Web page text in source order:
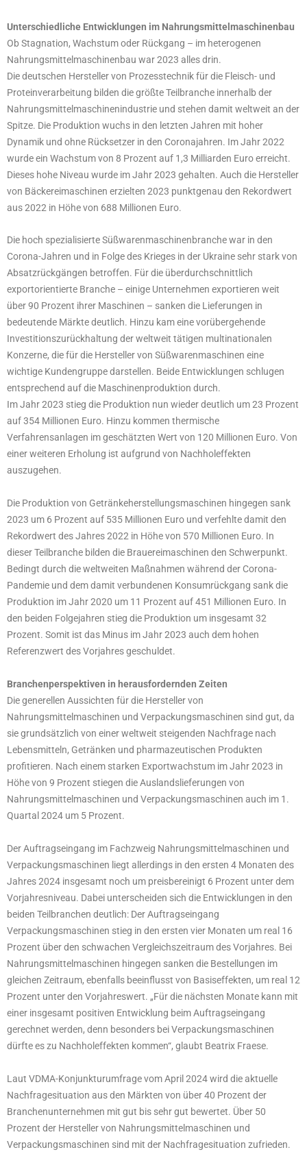
Unterschiedliche Entwicklungen im Nahrungsmittelmaschinenbau
Ob Stagnation, Wachstum oder Rückgang – im heterogenen
Nahrungsmittelmaschinenbau war 2023 alles drin.
Die deutschen Hersteller von Prozesstechnik für die Fleisch- und
Proteinverarbeitung bilden die größte Teilbranche innerhalb der
Nahrungsmittelmaschinenindustrie und stehen damit weltweit an der
Spitze. Die Produktion wuchs in den letzten Jahren mit hoher
Dynamik und ohne Rücksetzer in den Coronajahren. Im Jahr 2022
wurde ein Wachstum von 8 Prozent auf 1,3 Milliarden Euro erreicht.
Dieses hohe Niveau wurde im Jahr 2023 gehalten. Auch die Hersteller
von Bäckereimaschinen erzielten 2023 punktgenau den Rekordwert
aus 2022 in Höhe von 688 Millionen Euro.
Die hoch spezialisierte Süßwarenmaschinenbranche war in den
Corona-Jahren und in Folge des Krieges in der Ukraine sehr stark von
Absatzrückgängen betroffen. Für die überdurchschnittlich
exportorientierte Branche – einige Unternehmen exportieren weit
über 90 Prozent ihrer Maschinen – sanken die Lieferungen in
bedeutende Märkte deutlich. Hinzu kam eine vorübergehende
Investitionszurückhaltung der weltweit tätigen multinationalen
Konzerne, die für die Hersteller von Süßwarenmaschinen eine
wichtige Kundengruppe darstellen. Beide Entwicklungen schlugen
entsprechend auf die Maschinenproduktion durch.
Im Jahr 2023 stieg die Produktion nun wieder deutlich um 23 Prozent
auf 354 Millionen Euro. Hinzu kommen thermische
Verfahrensanlagen im geschätzten Wert von 120 Millionen Euro. Von
einer weiteren Erholung ist aufgrund von Nachholeffekten
auszugehen.
Die Produktion von Getränkeherstellungsmaschinen hingegen sank
2023 um 6 Prozent auf 535 Millionen Euro und verfehlte damit den
Rekordwert des Jahres 2022 in Höhe von 570 Millionen Euro. In
dieser Teilbranche bilden die Brauereimaschinen den Schwerpunkt.
Bedingt durch die weltweiten Maßnahmen während der Corona-
Pandemie und dem damit verbundenen Konsumrückgang sank die
Produktion im Jahr 2020 um 11 Prozent auf 451 Millionen Euro. In
den beiden Folgejahren stieg die Produktion um insgesamt 32
Prozent. Somit ist das Minus im Jahr 2023 auch dem hohen
Referenzwert des Vorjahres geschuldet.
Branchenperspektiven in herausfordernden Zeiten
Die generellen Aussichten für die Hersteller von
Nahrungsmittelmaschinen und Verpackungsmaschinen sind gut, da
sie grundsätzlich von einer weltweit steigenden Nachfrage nach
Lebensmitteln, Getränken und pharmazeutischen Produkten
profitieren. Nach einem starken Exportwachstum im Jahr 2023 in
Höhe von 9 Prozent stiegen die Auslandslieferungen von
Nahrungsmittelmaschinen und Verpackungsmaschinen auch im 1.
Quartal 2024 um 5 Prozent.
Der Auftragseingang im Fachzweig Nahrungsmittelmaschinen und
Verpackungsmaschinen liegt allerdings in den ersten 4 Monaten des
Jahres 2024 insgesamt noch um preisbereinigt 6 Prozent unter dem
Vorjahresniveau. Dabei unterscheiden sich die Entwicklungen in den
beiden Teilbranchen deutlich: Der Auftragseingang
Verpackungsmaschinen stieg in den ersten vier Monaten um real 16
Prozent über den schwachen Vergleichszeitraum des Vorjahres. Bei
Nahrungsmittelmaschinen hingegen sanken die Bestellungen im
gleichen Zeitraum, ebenfalls beeinflusst von Basiseffekten, um real 12
Prozent unter den Vorjahreswert. „Für die nächsten Monate kann mit
einer insgesamt positiven Entwicklung beim Auftragseingang
gerechnet werden, denn besonders bei Verpackungsmaschinen
dürfte es zu Nachholeffekten kommen“, glaubt Beatrix Fraese.
Laut VDMA-Konjunkturumfrage vom April 2024 wird die aktuelle
Nachfragesituation aus den Märkten von über 40 Prozent der
Branchenunternehmen mit gut bis sehr gut bewertet. Über 50
Prozent der Hersteller von Nahrungsmittelmaschinen und
Verpackungsmaschinen sind mit der Nachfragesituation zufrieden.